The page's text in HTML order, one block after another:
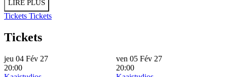
LIRE PLUS
Tickets Tickets
Tickets
jeu 04 Fév 27
20:00
ven 05 Fév 27
20:00